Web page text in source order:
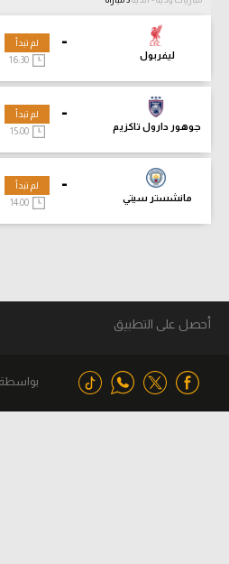
-
ليفربول
لم تبدأ
-
جوهور دارول تاكزيم
لم تبدأ
15:00
-
مانشستر سيتي
لم تبدأ
14:00
أحصل على التطبيق
بواسطة